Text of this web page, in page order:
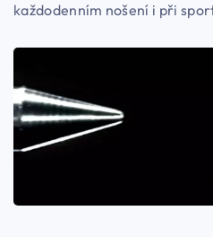
každodenním nošení i při